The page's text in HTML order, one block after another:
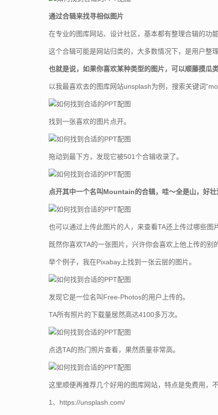
通过合辑来找寻相似图片
在专业的图库网站、设计社区，基本都有整理合辑的功
这个合辑可能是网站归类的，大多数情况下，是用户整
也就是说，如果你喜欢某种类型的图片，可以顺藤摸瓜
以我最喜欢去的图库网站unsplash为例，搜索关键词
找到一张喜欢的图片点开。
拖动到最下方，发现它被501个合辑收录了。
点开其中一个名叫Mountain的合辑，哇～全是山，好壮
也可以通过上传此图片的人，来查看TA还上传过哪些图
既然你喜欢TA的一张图片，兴许你会喜欢上他上传的别
举个例子，我在Pixabay上找到一张云层的图片。
发现它是一位名叫Free-Photos的用户上传的。
TA所有照片的下载量居然高达4100多万次。
点选TA的热门照片查看，果然质量非常高。
这里顺便再推荐几个好用的图库网站，特点是免费用，
1、https://unsplash.com/